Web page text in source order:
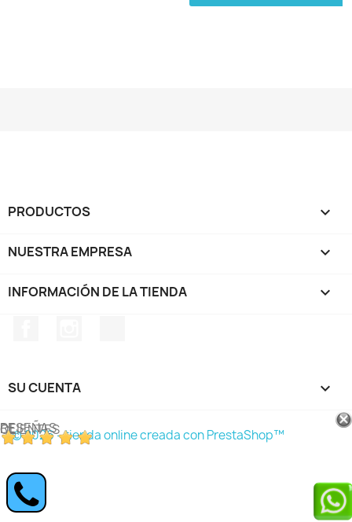
PRODUCTOS 
NUESTRA EMPRESA 
INFORMACIÓN DE LA TIENDA keyboard_arrow_down
SU CUENTA 
RESEÑAS DE CLIENTES
© 2026 - tienda online creada con PrestaShop™